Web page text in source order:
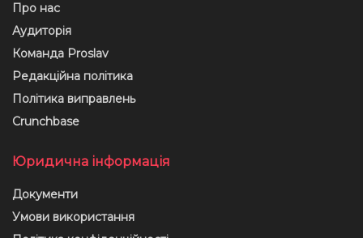
Про нас
Аудиторія
Команда Proslav
Редакційна політика
Політика виправлень
Crunchbase
Юридична інформація
Документи
Умови використання